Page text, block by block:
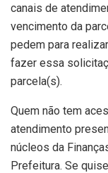
canais de
vencimento da
pedem para
fazer essa
parcela(s).
Quem não tem
atendimento
núcleos da
Prefeitura. Se